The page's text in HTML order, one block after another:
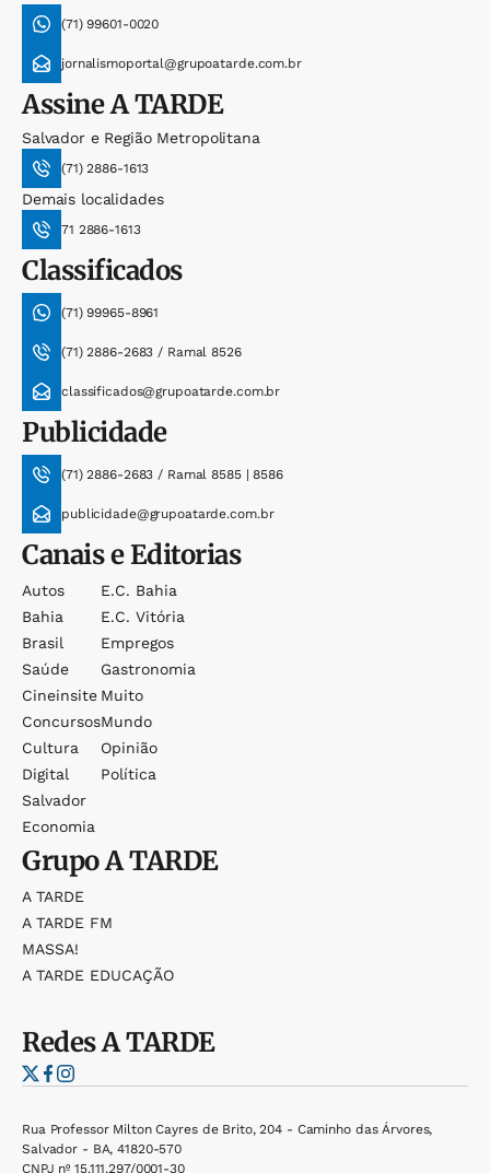
(71) 99601-0020
jornalismoportal@grupoatarde.com.br
AssineA TARDE
Salvador e Região Metropolitana
(71) 2886-1613
Demais localidades
71 2886-1613
Classificados
(71) 99965-8961
(71) 2886-2683 / Ramal 8526
classificados@grupoatarde.com.br
Publicidade
(71) 2886-2683 / Ramal 8585 | 8586
publicidade@grupoatarde.com.br
Canais e Editorias
Autos
Bahia
Brasil
Saúde
Cineinsite
Concursos
Cultura
Digital
Salvador
Economia
E.c. Bahia
E.c. Vitória
Empregos
Gastronomia
Muito
Mundo
Opinião
Política
GrupoA TARDE
A TARDE
A TARDE FM
MASSA!
A TARDE EDUCAÇÃO
RedesA TARDE
Rua Professor Milton Cayres de Brito, 204 - Caminho das Árvores,
Salvador - BA, 41820-570
CNPJ nº 15.111.297/0001-30